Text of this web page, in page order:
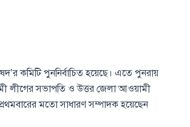
কমিটি পুননির্বাচিত হয়েছে। এতে পুনরায়
লীগের সভাপতি ও উত্তর জেলা আওয়ামী
মতো সাধারণ সম্পাদক হয়েছেন